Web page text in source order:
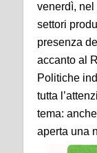
venerdì, nel
settori
presenza
accanto al
Politiche
tutta
tema:
aperta una